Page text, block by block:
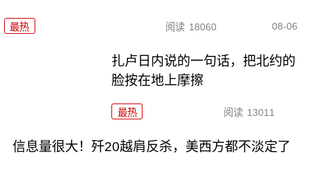
最热 阅读 18060 08-06
扎卢日内说的一句话，把北约的
脸按在地上摩擦
最热 阅读 13011
信息量很大！歼20越肩反杀，美西方都不淡定了